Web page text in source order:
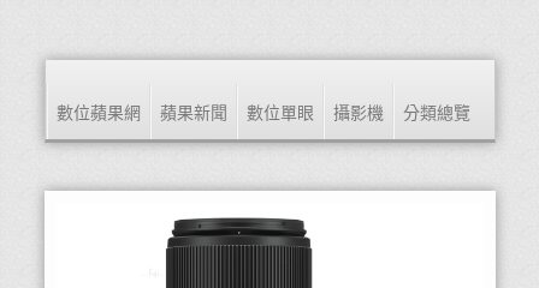
數位蘋果網 蘋果新聞 數位單眼 攝影機 分類總覽